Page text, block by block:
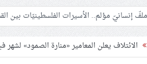
ملفّ إنسانيّ مؤلم.. الأسيرات الفلسطينيّات بين
55 مأتمًا وحسينيّة يعترضون على الإجراءات القمعيّة للنظام في موسم عاشوراء
النظام الخليفيّ يدسّ عيونه بين المشاركين في
الائتلاف يعلن المعامير «منارة الصمود» لشهر